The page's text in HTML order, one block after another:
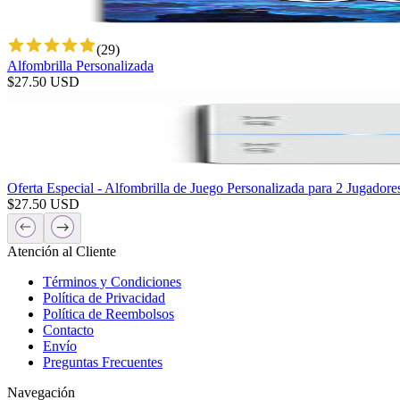
(29)
Alfombrilla Personalizada
$27.50 USD
Oferta Especial - Alfombrilla de Juego Personalizada para 2
$27.50 USD
Atención al Cliente
Términos y Condiciones
Política de Privacidad
Política de Reembolsos
Contacto
Envío
Preguntas Frecuentes
Navegación